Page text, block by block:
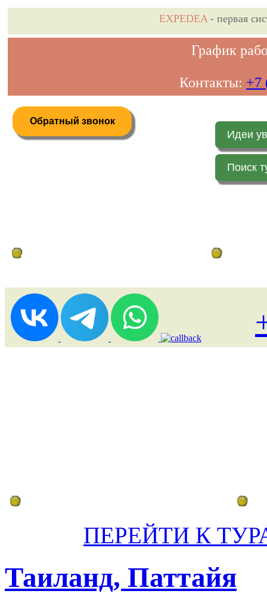
EXPEDEA- первая
График
Контакты: +7
Обратный звонок
Идеи
Поиск
Дистанционное бронирование туров
ПЕРЕЙТИ К
Таиланд, Паттайя